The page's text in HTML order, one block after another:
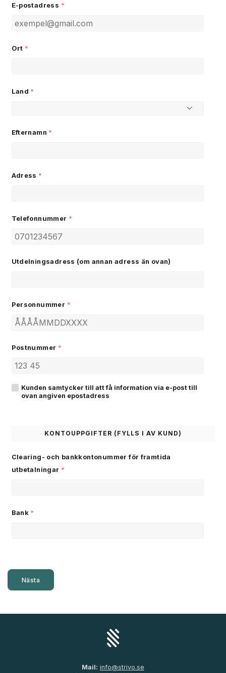
E-postadress *
Ort *
Land *
Efternamn *
Adress *
Telefonnummer *
Utdelningsadress (om annan adress än ovan)
Personnummer *
Postnummer *
Kunden samtycker till att få information via e-post till
ovan angiven epostadress
KONTOUPPGIFTER (FYLLS I AV KUND)
Clearing- och bankkontonummer för framtida
utbetalningar *
Bank *
Mail: info@strivo.se